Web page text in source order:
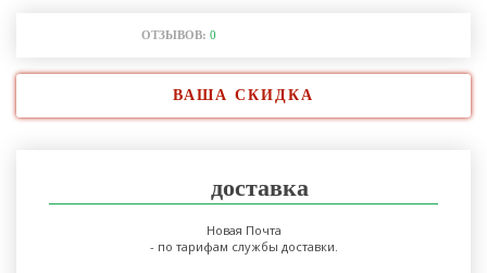
ОТЗЫВОВ: 0
ВАША СКИДКА
доставка
Новая Почта
- по тарифам службы доставки.